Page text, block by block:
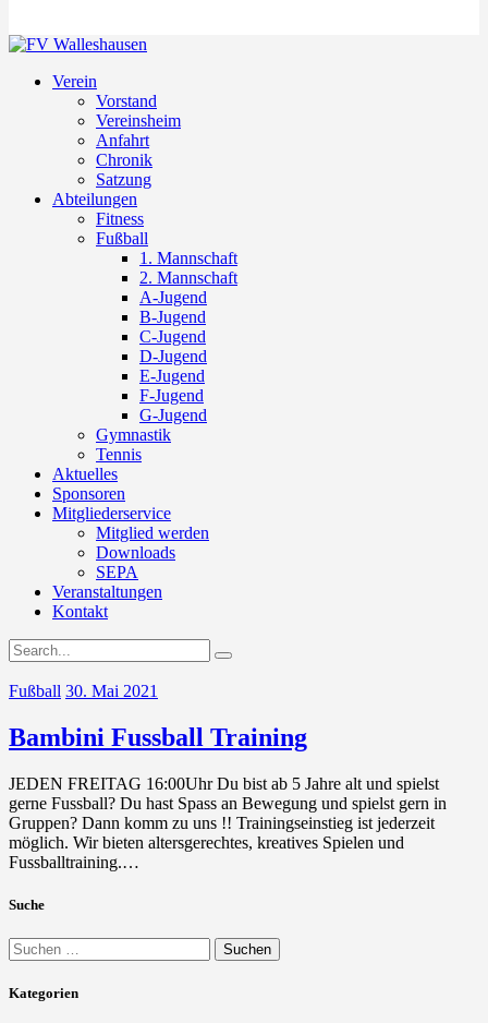
Verein
Vorstand
Vereinsheim
Anfahrt
Chronik
Satzung
Abteilungen
Fitness
Fußball
1. Mannschaft
2. Mannschaft
A-Jugend
B-Jugend
C-Jugend
D-Jugend
E-Jugend
F-Jugend
G-Jugend
Gymnastik
Tennis
Aktuelles
Sponsoren
Mitgliederservice
Mitglied werden
Downloads
SEPA
Veranstaltungen
Kontakt
Fußball 30. Mai 2021
Bambini Fussball Training
JEDEN FREITAG 16:00Uhr Du bist ab 5 Jahre alt und spielst
gerne Fussball? Du hast Spass an Bewegung und spielst gern in
Gruppen? Dann komm zu uns !! Trainingseinstieg ist jederzeit
möglich. Wir bieten altersgerechtes, kreatives Spielen und
Fussballtraining.…
Suche
Kategorien